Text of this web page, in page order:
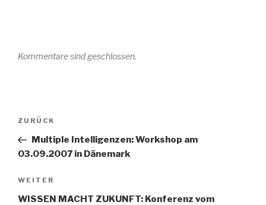
Kommentare sind geschlossen.
Beitrags-
Vorheriger
Beitrag
ZURÜCK
Multiple Intelligenzen: Workshop am
03.09.2007 in Dänemark
Nächster
Beitrag
WEITER
WISSEN MACHT ZUKUNFT: Konferenz vom